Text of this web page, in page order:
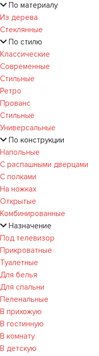
По материалу
Из дерева
Стеклянные
По стилю
Классические
Современные
Стильные
Ретро
Прованс
Стильные
Универсальные
По конструкции
Напольные
С распашными дверцами
С полками
На ножках
Открытые
Комбинированные
Назначение
Под телевизор
Прикроватные
Туалетные
Для белья
Для спальни
Пеленальные
В прихожую
В гостинную
В комнату
В детскую